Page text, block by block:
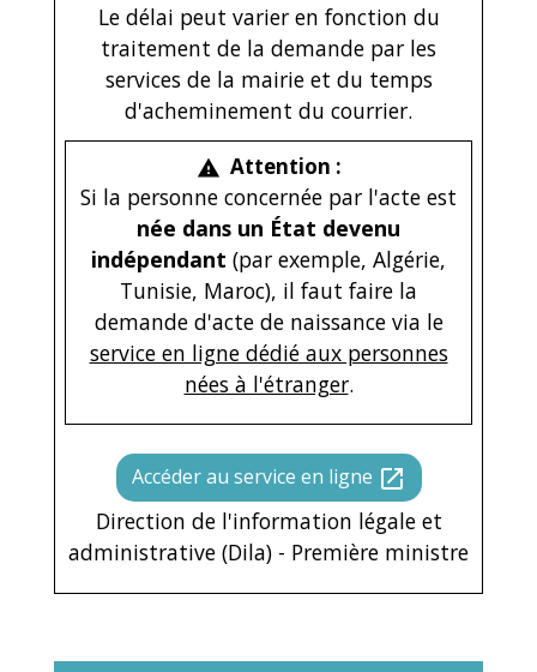
Le délai peut varier en fonction du
traitement de la demande par les
services de la mairie et du temps
d'acheminement du courrier.
warning Attention :
Si la personne concernée par l'acte est
née dans un État devenu
indépendant (par exemple, Algérie,
Tunisie, Maroc), il faut faire la
demande d'acte de naissance via le
service en ligne dédié aux personnes
nées à l'étranger.
Accéder au service en ligne open_in_new
Direction de l'information légale et
administrative (Dila) - Première ministre